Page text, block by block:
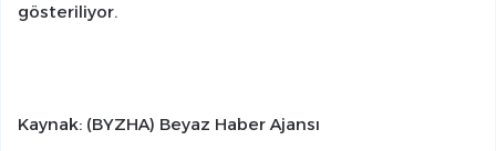
gösteriliyor.
Kaynak: (BYZHA) Beyaz Haber Ajansı